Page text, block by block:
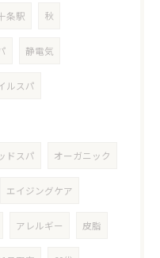
条駅 秋
静電気
ルスパ
ドスパ オーガニック
エイジングケア
アレルギー 皮脂